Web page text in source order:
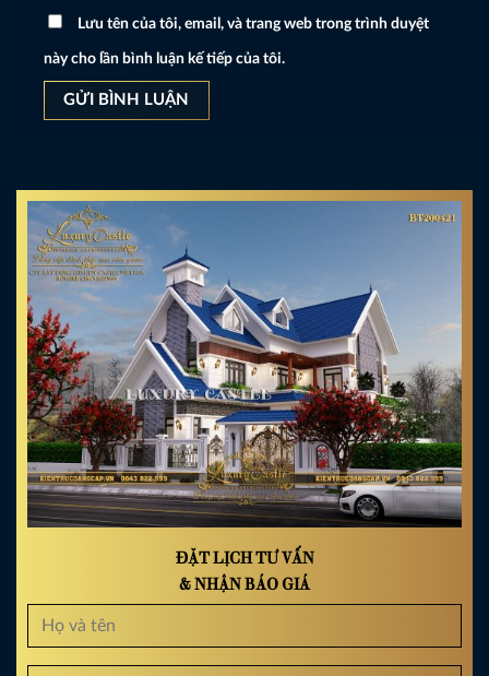
Lưu tên của tôi, email, và trang web trong trình duyệt
này cho lần bình luận kế tiếp của tôi.
ĐẶT LỊCH TƯ VẤN
& NHẬN BÁO GIÁ